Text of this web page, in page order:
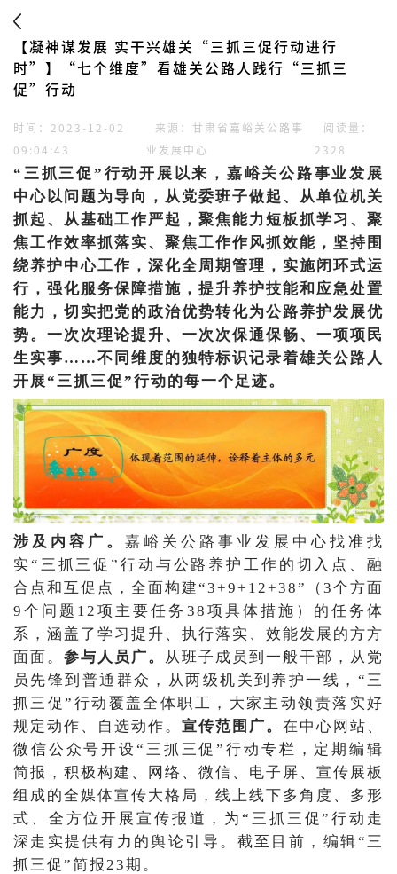
【凝神谋发展 实干兴雄关“三抓三促行动进行
时”】“七个维度”看雄关公路人践行“三抓三
促”行动
时间：2023-12-02
09:04:43
来源：甘肃省嘉峪关公路事
业发展中心
阅读量：
2328
“三抓三促”行动开展以来，嘉峪关公路事业发展
中心以问题为导向，从党委班子做起、从单位机关
抓起、从基础工作严起，聚焦能力短板抓学习、聚
焦工作效率抓落实、聚焦工作作风抓效能，坚持围
绕养护中心工作，深化全周期管理，实施闭环式运
行，强化服务保障措施，提升养护技能和应急处置
能力，切实把党的政治优势转化为公路养护发展优
势。一次次理论提升、一次次保通保畅、一项项民
生实事……不同维度的独特标识记录着雄关公路人
开展“三抓三促”行动的每一个足迹。
涉及内容广。 嘉峪关公路事业发展中心找准找
实“三抓三促”行动与公路养护工作的切入点、融
合点和互促点，全面构建“3+9+12+38”（3个方面
9个问题12项主要任务38项具体措施）的任务体
系，涵盖了学习提升、执行落实、效能发展的方方
面面。 参与人员广。 从班子成员到一般干部，从党
员先锋到普通群众，从两级机关到养护一线，“三
抓三促”行动覆盖全体职工，大家主动领责落实好
规定动作、自选动作。 宣传范围广。 在中心网站、
微信公众号开设“三抓三促”行动专栏，定期编辑
简报，积极构建、网络、微信、电子屏、宣传展板
组成的全媒体宣传大格局，线上线下多角度、多形
式、全方位开展宣传报道，为“三抓三促”行动走
深走实提供有力的舆论引导。截至目前，编辑“三
抓三促”简报23期。